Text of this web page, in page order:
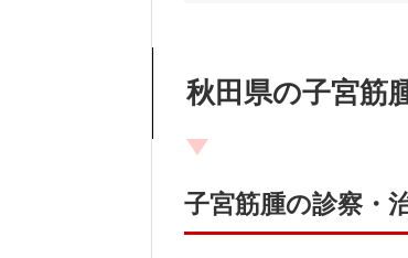
秋田県の子宮筋
子宮筋腫の診察・